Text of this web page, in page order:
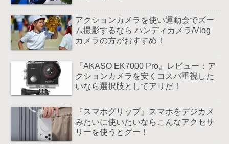
アクションカメラを使い運動会でズー
ム撮影するなら ハンディカメラ/Vlog
カメラの方がおすすめ！
『AKASO EK7000 Pro』レビュー：ア
クションカメラを安くコスパ重視した
いなら選択肢としてアリだ！
『スマホグリップ』スマホをデジカメ
みたいに使いたいならこんなアクセサ
リーを使うとグー！